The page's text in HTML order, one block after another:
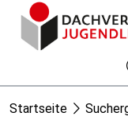
Startseite